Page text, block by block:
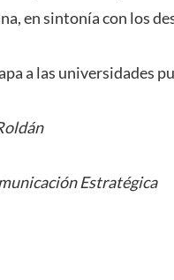
en sintonía con los
a las universidades
Estratégica